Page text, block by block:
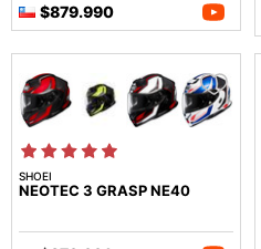
$879.990
SHOEI
NEOTEC 3 GRASP NE40